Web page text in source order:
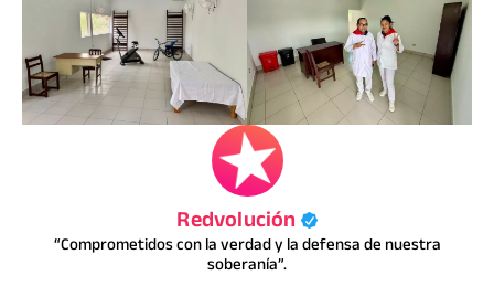
Redvolución
“Comprometidos con la verdad y la defensa de nuestra
soberanía”.